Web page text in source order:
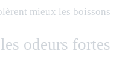
mieux les boissons
odeurs fortes